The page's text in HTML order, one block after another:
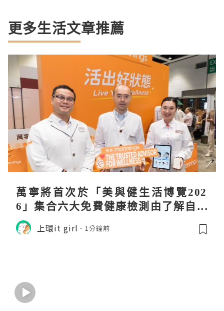
更多生活文章推薦
萬寧將首次於「美與健生活博覽202
6」集合六大免費健康檢測由了解自己
身體開始 輕鬆找到個人化健康方案
一起活出好狀態
上環it girl 1分鐘前